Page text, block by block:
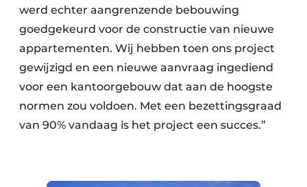
werd echter aangrenzende bebouwing
goedgekeurd voor de constructie van nieuwe
appartementen. Wij hebben toen ons project
gewijzigd en een nieuwe aanvraag ingediend
voor een kantoorgebouw dat aan de hoogste
normen zou voldoen. Met een bezettingsgraad
van 90% vandaag is het project een succes.”